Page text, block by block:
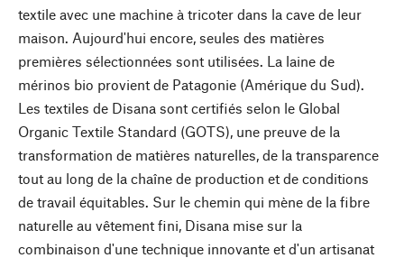
textile avec une machine à tricoter dans la cave de leur
maison. Aujourd'hui encore, seules des matières
premières sélectionnées sont utilisées. La laine de
mérinos bio provient de Patagonie (Amérique du Sud).
Les textiles de Disana sont certifiés selon le Global
Organic Textile Standard (GOTS), une preuve de la
transformation de matières naturelles, de la transparence
tout au long de la chaîne de production et de conditions
de travail équitables. Sur le chemin qui mène de la fibre
naturelle au vêtement fini, Disana mise sur la
combinaison d'une technique innovante et d'un artisanat